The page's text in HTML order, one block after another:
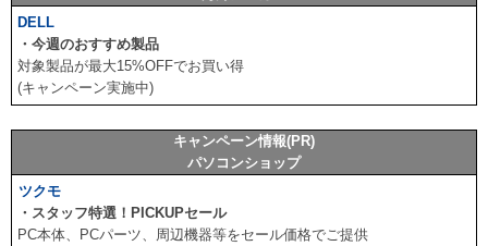
DELL
・今週のおすすめ製品
対象製品が最大15%OFFでお買い得
(キャンペーン実施中)
キャンペーン情報(PR)
パソコンショップ
ツクモ
・スタッフ特選！PICKUPセール
PC本体、PCパーツ、周辺機器等をセール価格でご提供